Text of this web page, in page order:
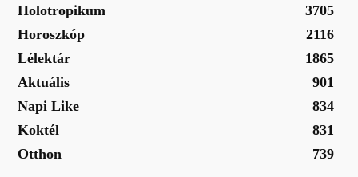
Holotropikum
3705
Horoszkóp
2116
Lélektár
1865
Aktuális
901
Napi Like
834
Koktél
831
Otthon
739